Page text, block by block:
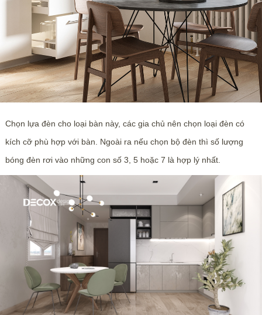
Chọn lựa đèn cho loại bàn này, các gia chủ nên chọn loại đèn có
kích cỡ phù hợp với bàn. Ngoài ra nếu chọn bộ đèn thì số lượng
bóng đèn rơi vào những con số 3, 5 hoặc 7 là hợp lý nhất.